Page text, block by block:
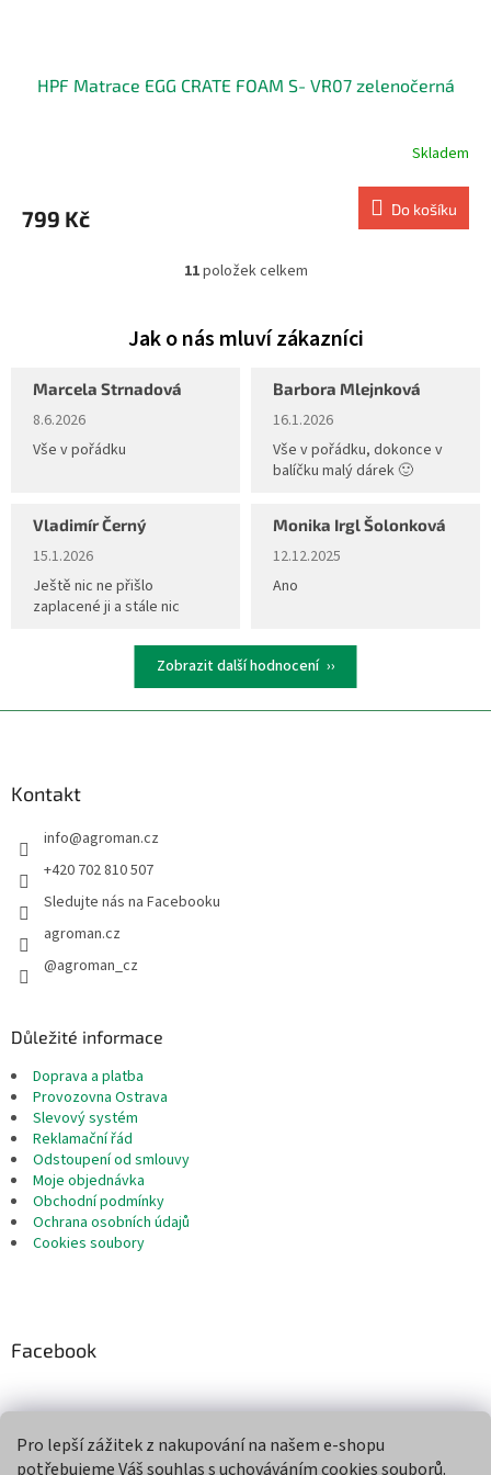
Pro lepší zážitek z nakupování na našem e-shopu
potřebujeme Váš souhlas s uchováváním cookies souborů.
HPF Matrace EGG CRATE FOAM S- VR07 zelenočerná
Skladem
799 Kč Do košíku
O
á
u
11položek celkem
Marcela Strnadová
Hodnocení obchodu je 5 z 5 hvězdiček.
8.6.2026
Vše v pořádku
Barbora Mlejnková
Hodnocení obchodu je 5 z 5
16.1.2026
Vše v pořádku, dokonce v
balíčku malý dárek 🙂
Vladimír Černý
Hodnocení obchodu je 5 z 5 hvězdiček.
15.1.2026
Ještě nic ne přišlo
zaplacené ji a stále nic
Monika Irgl Šolonková
Hodnocení obchodu je 5 z 5
12.12.2025
Ano
Zobrazit další hodnocení
Kontakt
info@agroman.cz
+420 702 810 507
Sledujte nás na Facebooku
agroman.cz
@agroman_cz
Důležité informace
Doprava a platba
Provozovna Ostrava
Slevový systém
Reklamační řád
Odstoupení od smlouvy
Moje objednávka
Obchodní podmínky
Ochrana osobních údajů
Cookies soubory
Facebook
Přijímáme online platby